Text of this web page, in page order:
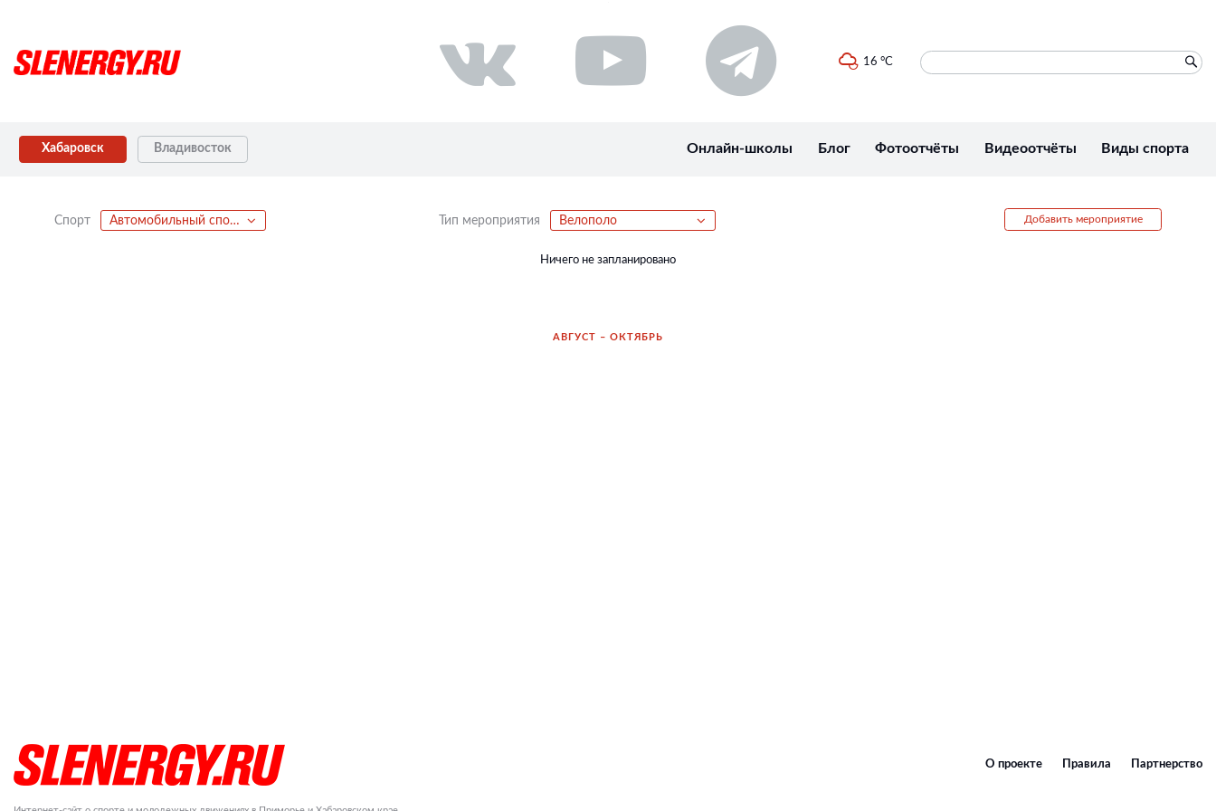
16 °C
Хабаровск Владивосток Онлайн-школы Блог Фотоотчёты Видеоотчёты Виды спорта
Спорт Автомобильный спорт Тип мероприятия Велополо Добавить мероприятие
Ничего не запланировано
АВГУСТ – ОКТЯБРЬ
О проекте Правила Партнерство